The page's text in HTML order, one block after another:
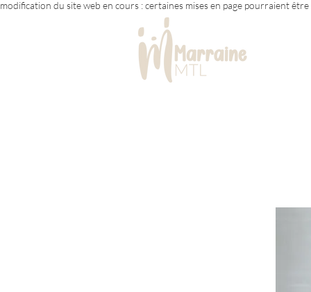
modification du site web en cours : certaines mises en page pourraient